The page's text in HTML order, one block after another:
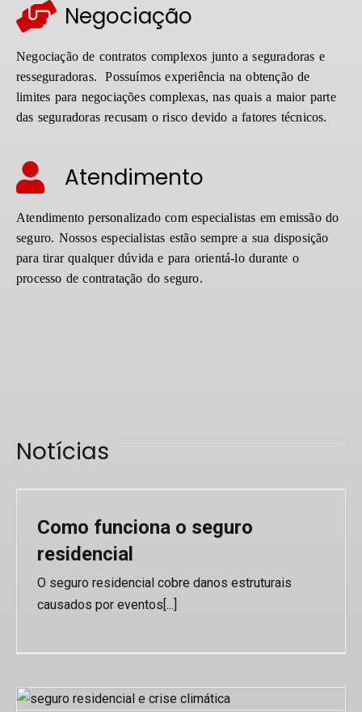
Negociação
Negociação de contratos complexos junto a seguradoras e
resseguradoras. Possuímos experiência na obtenção de
limites para negociações complexas, nas quais a maior parte
das seguradoras recusam o risco devido a fatores técnicos.
Atendimento
Atendimento personalizado com especialistas em emissão do
seguro. Nossos especialistas estão sempre a sua disposição
para tirar qualquer dúvida e para orientá-lo durante o
processo de contratação do seguro.
Notícias
Como funciona o seguro
residencial
O seguro residencial cobre danos estruturais
causados por eventos[...]